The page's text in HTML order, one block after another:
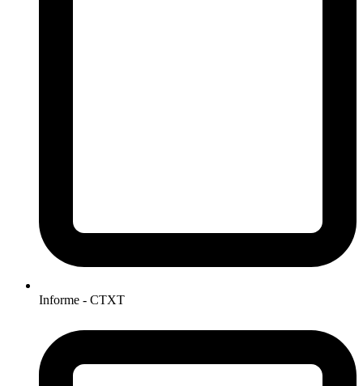
Informe - CTXT